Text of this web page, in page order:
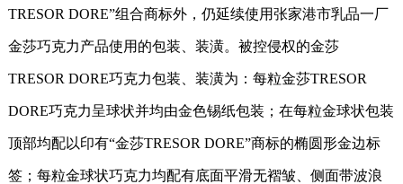
TRESOR DORE”组合商标外，仍延续使用张家港市乳品一厂
金莎巧克力产品使用的包装、装潢。被控侵权的金莎
TRESOR DORE巧克力包装、装潢为：每粒金莎TRESOR
DORE巧克力呈球状并均由金色锡纸包装；在每粒金球状包装
顶部均配以印有“金莎TRESOR DORE”商标的椭圆形金边标
签；每粒金球状巧克力均配有底面平滑无褶皱、侧面带波浪